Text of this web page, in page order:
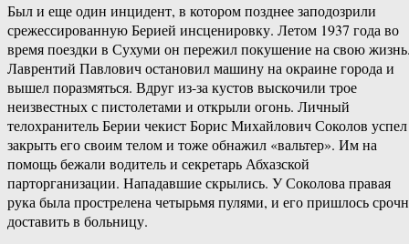
Был и еще один инцидент, в котором позднее заподозрили
срежессированную Берией инсценировку. Летом 1937 года во
время поездки в Сухуми он пережил покушение на свою
Лаврентий Павлович остановил машину на окраине города и
вышел поразмяться. Вдруг из-за кустов выскочили трое
неизвестных с пистолетами и открыли огонь. Личный
телохранитель Берии чекист Борис Михайлович Соколов успел
закрыть его своим телом и тоже обнажил «вальтер». Им на
помощь бежали водитель и секретарь Абхазской
парторганизации. Нападавшие скрылись. У Соколова правая
рука была прострелена четырьмя пулями, и его пришлось
доставить в больницу.